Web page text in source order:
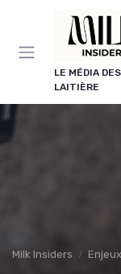
LE MÉDIA
LAITIÈRE
Milk Insiders